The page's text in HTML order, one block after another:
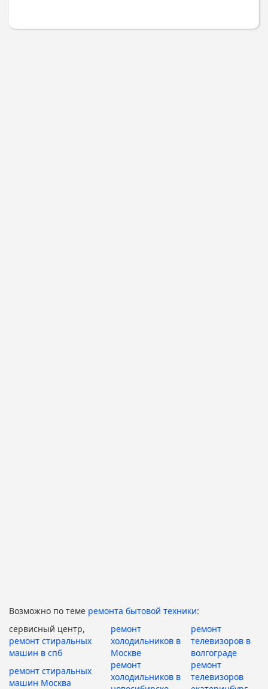
Возможно по теме ремонта бытовой техники:
сервисный центр,
ремонт стиральных
машин в спб
ремонт
холодильников в
Москве
ремонт
телевизоров в
волгограде
ремонт стиральных
машин Москва
ремонт
холодильников в
ремонт
телевизоров